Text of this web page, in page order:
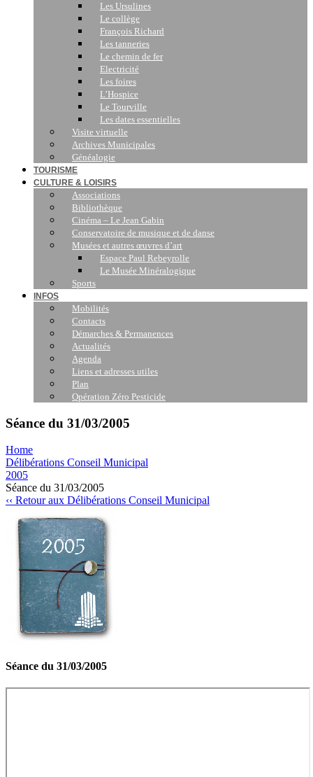
Les Ursulines
Le collège
François Richard
Les tanneries
Le chemin de fer
Electricité
Les foires
L’Hospice
Le Tourville
Les dates essentielles
Visite virtuelle
Archives Municipales
Généalogie
TOURISME
CULTURE & LOISIRS
Associations
Bibliothèque
Cinéma – Le Jean Gabin
Conservatoire de musique et de danse
Musées et autres œuvres d’art
Espace Paul Rebeyrolle
Le Musée Minéralogique
Sports
INFOS
Mobilités
Contacts
Démarches & Permanences
Actualités
Agenda
Liens et adresses utiles
Plan
Opération Zéro Pesticide
Séance du 31/03/2005
Home
Délibérations Conseil Municipal
2005
Séance du 31/03/2005
‹‹ Retour aux Délibérations Conseil Municipal
Séance du 31/03/2005